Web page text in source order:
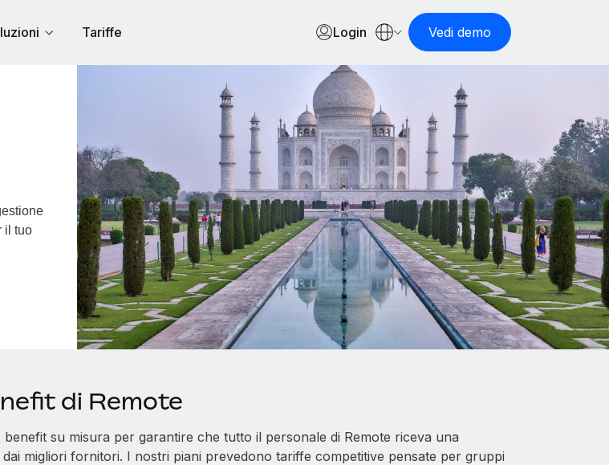
Tariffe Login Vedi demo
il tuo
di Remote
benefit su misura per garantire che tutto il personale di Remote riceva una
migliori fornitori. I nostri piani prevedono tariffe competitive pensate per gruppi